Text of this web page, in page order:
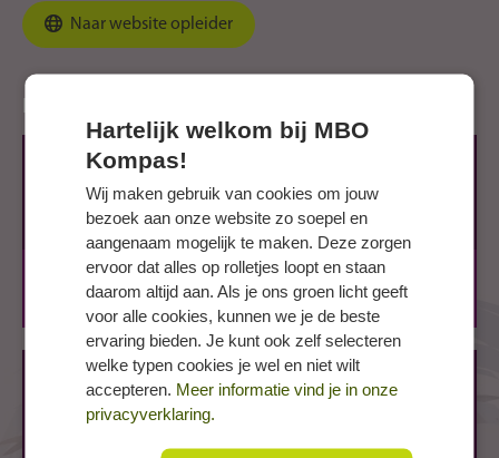
Naar website opleider
Locaties
ALMELO, Stationsplein West 40
40
7604 BA
BOL
2 jaar
BOL
3 jaar
HENGELO, Gieterij
Gieterij 200
Hartelijk welkom bij MBO
Kompas!
Wij maken gebruik van cookies om jouw
bezoek aan onze website zo soepel en
aangenaam mogelijk te maken. Deze zorgen
ervoor dat alles op rolletjes loopt en staan
daarom altijd aan. Als je ons groen licht geeft
voor alle cookies, kunnen we je de beste
ervaring bieden. Je kunt ook zelf selecteren
welke typen cookies je wel en niet wilt
accepteren. Meer informatie vind je in onze
privacyverklaring.